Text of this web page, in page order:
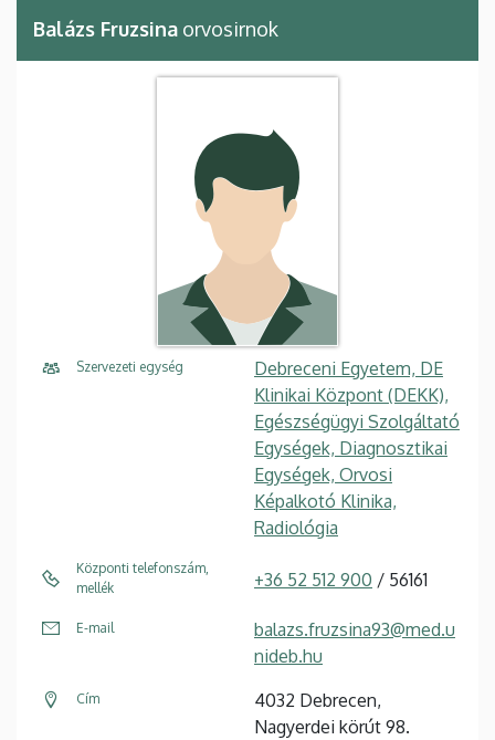
Balázs Fruzsina orvosirnok
Szervezeti egység
Debreceni Egyetem, DE
Klinikai Központ (DEKK),
Egészségügyi Szolgáltató
Egységek, Diagnosztikai
Egységek, Orvosi
Képalkotó Klinika,
Radiológia
Központi telefonszám,
mellék
+36 52 512 900 / 56161
E-mail
balazs.fruzsina93@med.u
nideb.hu
Cím
4032 Debrecen,
Nagyerdei körút 98.